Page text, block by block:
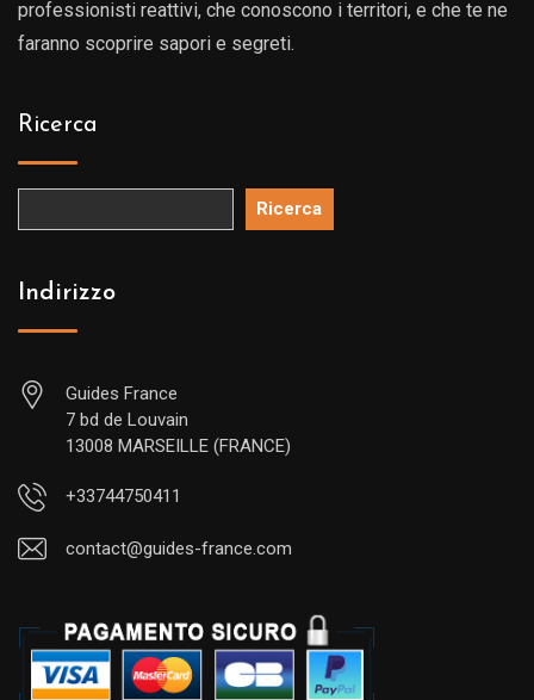
professionisti reattivi, che conoscono i territori, e che te ne
faranno scoprire sapori e segreti.
Ricerca
Ricerca
Indirizzo
Guides France
7 bd de Louvain
13008 MARSEILLE (FRANCE)
+33744750411
contact@guides-france.com